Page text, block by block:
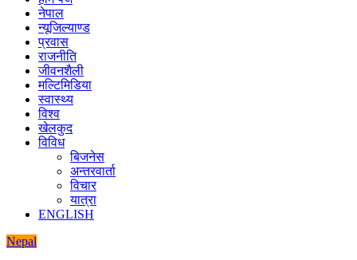
नेपाल
न्यूजिल्याण्ड
प्रवास
राजनीति
जीवनशैली
मल्टिमिडिया
स्वास्थ्य
विश्व
खेलकुद
विविध
बिजनेस
अन्तरवार्ता
विचार
यात्रा
ENGLISH
Nepal